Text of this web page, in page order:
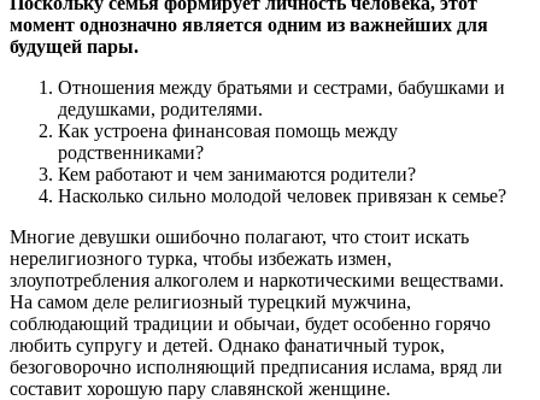
момент однозначно является одним из важнейших для
будущей пары.
Отношения между братьями и сестрами, бабушками и
дедушками, родителями.
Как устроена финансовая помощь между
родственниками?
Кем работают и чем занимаются родители?
Насколько сильно молодой человек привязан к семье?
Многие девушки ошибочно полагают, что стоит искать
нерелигиозного турка, чтобы избежать измен,
злоупотребления алкоголем и наркотическими веществами.
На самом деле религиозный турецкий мужчина,
соблюдающий традиции и обычаи, будет особенно горячо
любить супругу и детей. Однако фанатичный турок,
безоговорочно исполняющий предписания ислама, вряд ли
составит хорошую пару славянской женщине.